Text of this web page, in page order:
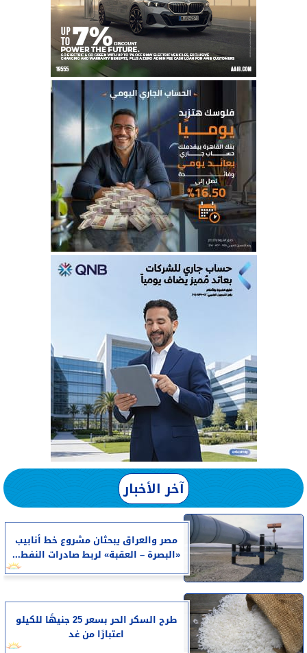
آخر الأخبار
مصر والعراق يبحثان مشروع خط أنابيب
«البصرة – العقبة» لربط صادرات النفط...
طرح السكر الحر بسعر 25 جنيهًا للكيلو
اعتبارًا من غد